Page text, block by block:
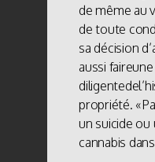
de même au
de toute
sa décision
aussi
propriété.
un suicide
cannabis